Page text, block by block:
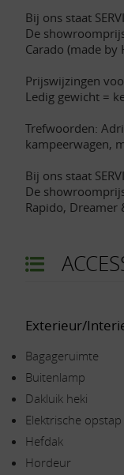
Bij ons staat
De
Carado (made by
Prijswijzingen
Ledig gewicht =
Trefwoorden:
kampeerwagen,
Bij ons staat
De
Rapido, Dreamer
Exterieur/
Bagageruimte
Buitenlamp
Dakluik heki
Elektrische opstap
Hefdak
Hordeur